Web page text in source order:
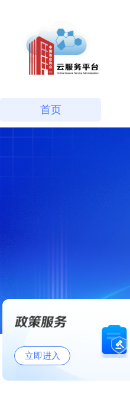
首页
立即进入